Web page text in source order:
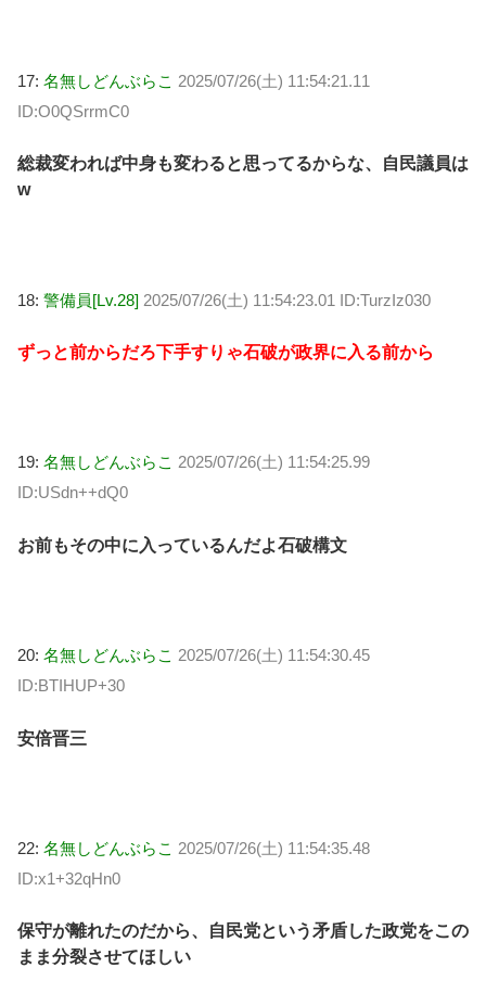
17: 名無しどんぶらこ 2025/07/26(土) 11:54:21.11
ID:O0QSrrmC0
総裁変われば中身も変わると思ってるからな、自民議員は
w
18: 警備員[Lv.28] 2025/07/26(土) 11:54:23.01 ID:TurzIz030
ずっと前からだろ下手すりゃ石破が政界に入る前から
19: 名無しどんぶらこ 2025/07/26(土) 11:54:25.99
ID:USdn++dQ0
お前もその中に入っているんだよ石破構文
20: 名無しどんぶらこ 2025/07/26(土) 11:54:30.45
ID:BTIHUP+30
安倍晋三
22: 名無しどんぶらこ 2025/07/26(土) 11:54:35.48
ID:x1+32qHn0
保守が離れたのだから、自民党という矛盾した政党をこの
まま分裂させてほしい